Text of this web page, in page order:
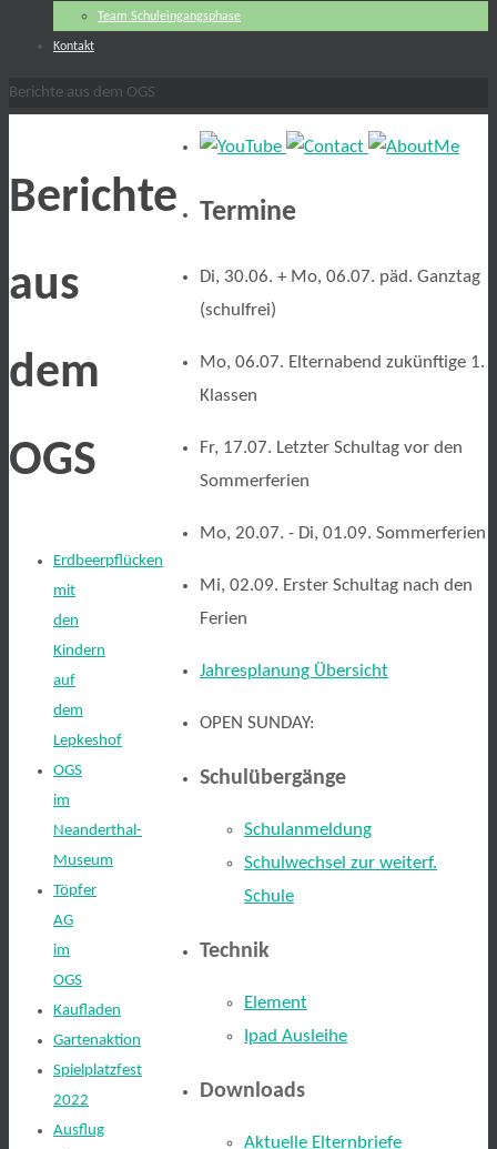
Team Schuleingangsphase
Kontakt
Start
Berichte aus dem OGS
Berichte
aus
dem
OGS
Erdbeerpflücken
mit
den
Kindern
auf
dem
Lepkeshof
OGS
im
Neanderthal-
Museum
Töpfer
AG
im
OGS
Kaufladen
Gartenaktion
Spielplatzfest
2022
Ausflug
Termine
Di, 30.06. + Mo, 06.07. päd. Ganztag
(schulfrei)
Mo, 06.07. Elternabend zukünftige 1.
Klassen
Fr, 17.07. Letzter Schultag vor den
Sommerferien
Mo, 20.07. - Di, 01.09. Sommerferien
Mi, 02.09. Erster Schultag nach den
Ferien
Jahresplanung Übersicht
OPEN SUNDAY:
Schulübergänge
Schulanmeldung
Schulwechsel zur weiterf.
Schule
Technik
Element
Ipad Ausleihe
Downloads
Aktuelle Elternbriefe